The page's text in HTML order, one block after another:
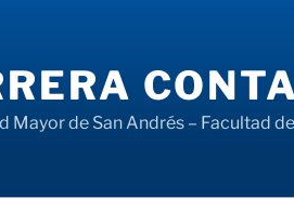
Mayor de San Andrés – Facultad